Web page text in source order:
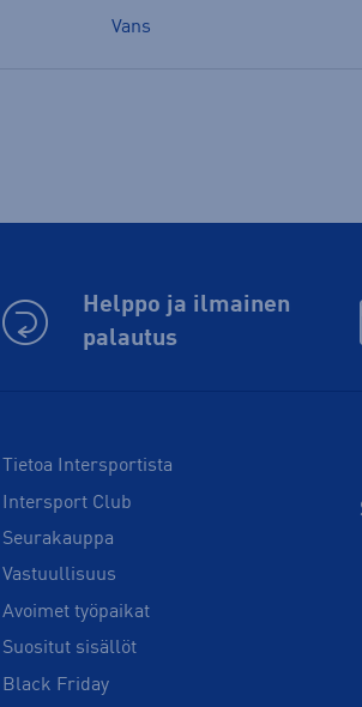
Vans
Helppo ja ilmainen
palautus
Tietoa Intersportista
Intersport Club
Seurakauppa
Vastuullisuus
Avoimet työpaikat
Suositut sisällöt
Black Friday